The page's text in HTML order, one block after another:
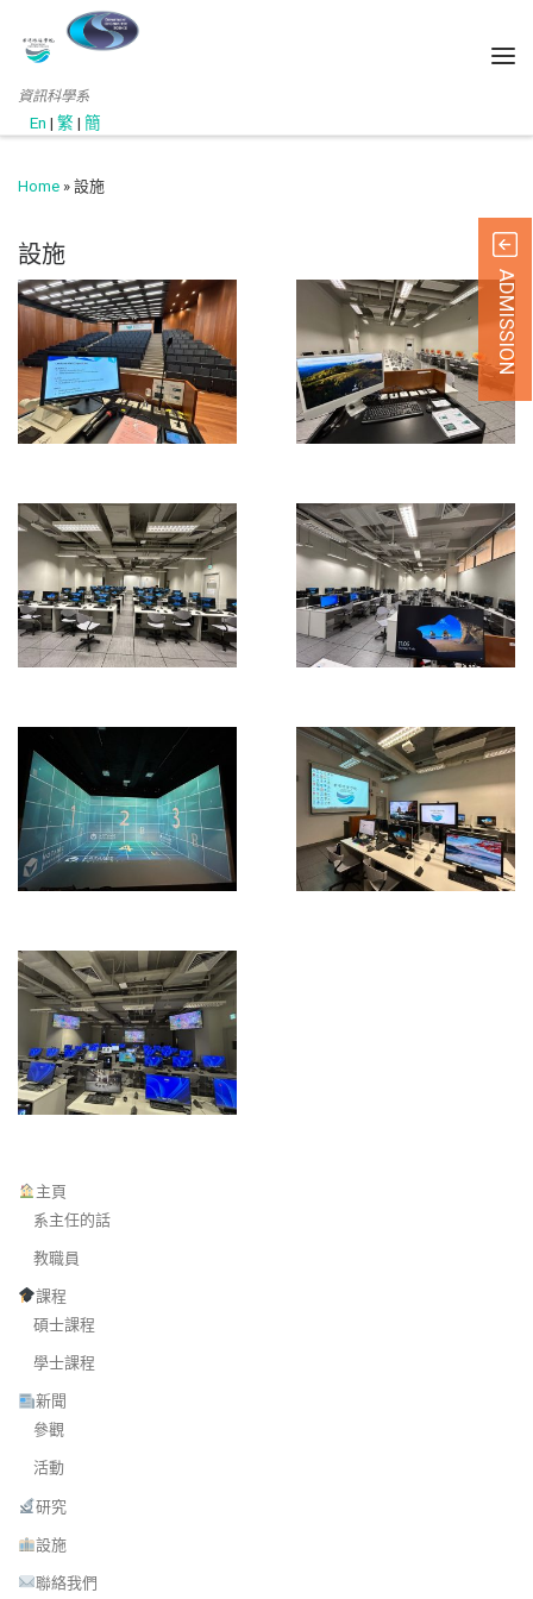
資訊科學系
En | 繁 | 簡
Home » 設施
設施
主頁
系主任的話
教職員
課程
碩士課程
學士課程
新聞
參觀
活動
研究
設施
聯絡我們
ADMISSION